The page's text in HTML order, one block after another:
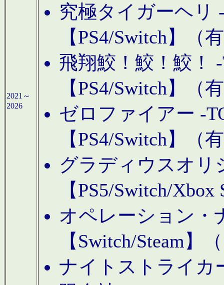
2021～
2026
究極タイガーヘリ
【PS4/Switch】（
飛翔鮫！鮫！鮫！
【PS4/Switch】（
ゼロファイアー -
【PS4/Switch】（
グラディウスオリ
【PS5/Switch/
オペレーション・
【Switch/Steam】
ナイトストライカ